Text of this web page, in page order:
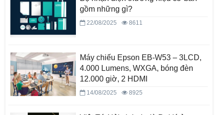
gồm những gì?
22/08/2025 8611
Máy chiếu Epson EB-W53 – 3LCD,
4.000 Lumens, WXGA, bóng đèn
12.000 giờ, 2 HDMI
14/08/2025 8925